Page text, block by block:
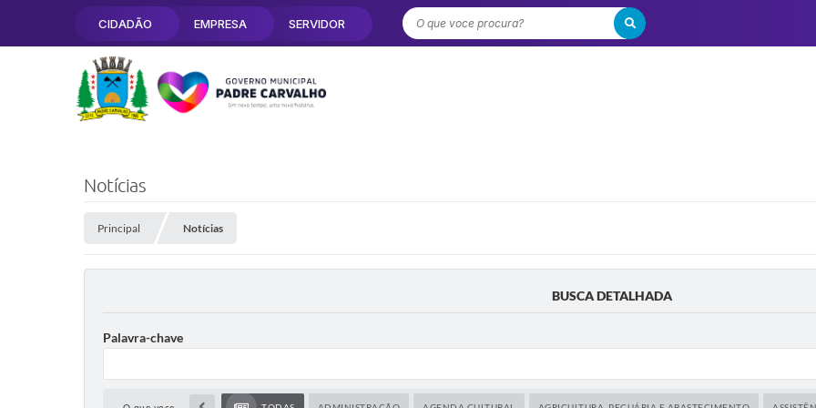
O que voce procura?
CIDADÃO EMPRESA SERVIDOR
Notícias
Principal Notícias
BUSCA DETALHADA
Palavra-chave